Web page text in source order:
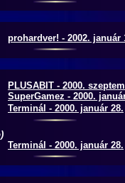
prohardver! - 2002. január
PLUSABIT - 2000.
SuperGamez - 2000.
Terminál - 2000. január 28.
Terminál - 2000. január 28.